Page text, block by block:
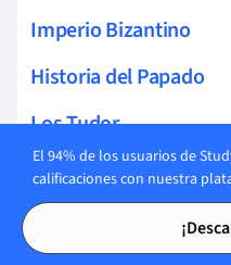
Imperio Bizantino
Historia del Papado
Los Tudor
María Reina de
María I de Inglaterra
El 94% de los usuarios de
calificaciones con nuestra